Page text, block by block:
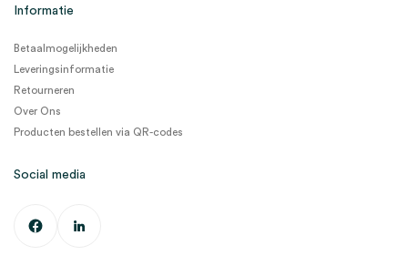
Informatie
Betaalmogelijkheden
Leveringsinformatie
Retourneren
Over Ons
Producten bestellen via QR-codes
Social media